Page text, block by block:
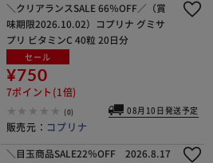
＼クリアランスSALE 66％OFF／（賞
味期限2026.10.02）コプリナ グミサ
プリ ビタミンC 40粒 20日分
セール
¥750
7ポイント(1倍)
(0) 08月10日発送予定
販売元： コプリナ
＼目玉商品SALE22％OFF 2026.8.17